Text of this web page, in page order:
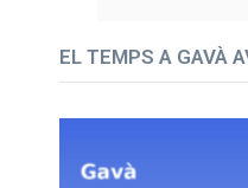
EL TEMPS A GAVÀ